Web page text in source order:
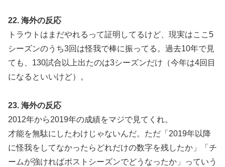
22. 海外の反応
トラウトはまだやれるって証明してるけど、現実はここ5
シーズンのうち3回は怪我で棒に振ってる。過去10年で見
ても、130試合以上出たのは3シーズンだけ（今年は4回目
になるといいけど）。
23. 海外の反応
2012年から2019年の成績をマジで見てくれ。
才能を無駄にしたわけじゃないんだ。ただ「2019年以降
に怪我をしてなかったらどれだけの数字を残したか」「チ
ームが強ければポストシーズンでどうなったか」っていう